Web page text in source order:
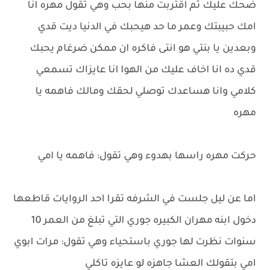
ضحك عليك ثم اقتربت منها بحب وهي تقول مهره انا
امك حبيبتك وعمر ما حد هيحبك في الدنيا ديت قدي
وبعدين يا بنتي هو انتى فاكره ان ممكن ضرغام يحبك
قدي ده انا اخاف عليك من الهوا انا عايزاك تسمعي
كلامي وانا هساعدك توصلي لحقك ومالك فاهمه يا
مهره
حركت مهره راسها بهدوء وهي تقول: فاهمه يا امي
اما عن ليل جلست في الشرفه تقرا احد الروايات قاطعها
دخول ابنه مهران الكبيره جوري التي تبلغ من العمر 10
سنوات نظرت لها جوري باستحياء وهي تقول: مرات ابوي
امي بتقولك العشا جاهزه لو عايزه تاكلي